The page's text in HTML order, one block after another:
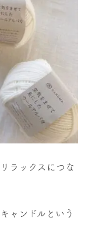
ラックスにつな
ャンドルという